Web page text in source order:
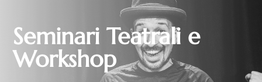
Seminari Teatrali e
Workshop